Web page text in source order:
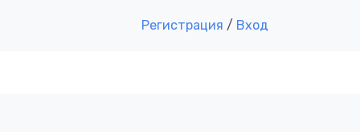
Регистрация / Вход